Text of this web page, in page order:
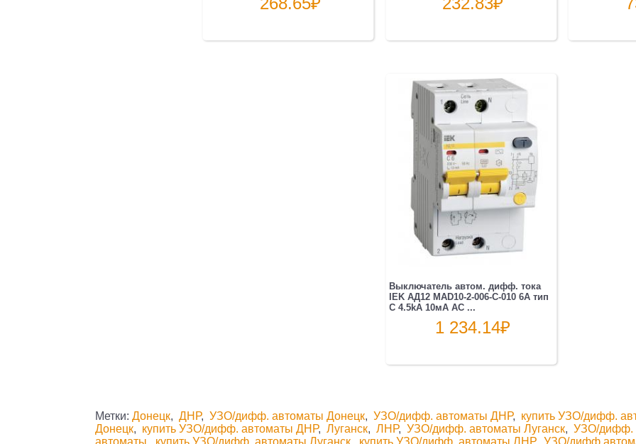
Выключатель автом. дифф. тока
IEK АД12 MAD10-2-006-C-010 6A тип
C 4.5kA 10мА AC ...
1 234.14₽
Метки:Донецк,ДНР,УЗО/дифф. автоматы Донецк,УЗО/дифф. автоматы ДНР, купить УЗО/дифф.
Донецк, купить УЗО/дифф. автоматы ДНР,Луганск,ЛНР,УЗО/дифф. автоматы Луганск,УЗО/дифф.